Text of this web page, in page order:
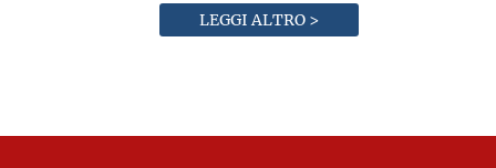
LEGGI ALTRO >